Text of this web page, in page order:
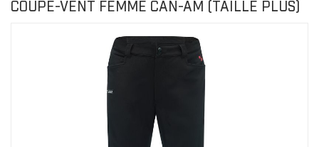
COUPE-VENT FEMME CAN-AM (TAILLE PLUS)